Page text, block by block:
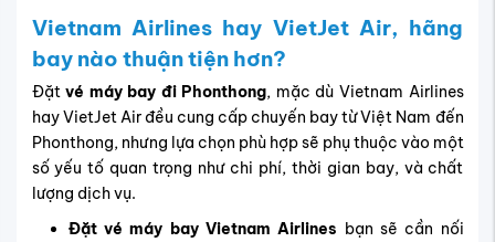
Vietnam Airlines hay VietJet Air, hãng
bay nào thuận tiện hơn?
Đặtvé máy bay đi Phonthong, mặc dù Vietnam Airlines
hay VietJet Air đều cung cấp chuyến bay từ Việt Nam đến
Phonthong, nhưng lựa chọn phù hợp sẽ phụ thuộc vào một
số yếu tố quan trọng như chi phí, thời gian bay, và chất
lượng dịch vụ.
Đặt vé máy bay Vietnam Airlines bạn sẽ cần nối